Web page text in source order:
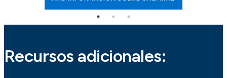
Recursos adicionales: